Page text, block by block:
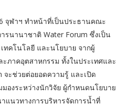
จุฬาฯ ทำหน้าที่เป็นประธานคณะ
รนานาชาติ Water Forum ซึ่งเป็น
ทคโนโลยี และนโยบาย จากผู้
ภาคอุตสาหกรรม ทั้งในประเทศและ
ะช่วยต่อยอดความรู้ และเปิด
องระหว่างนักวิจัย ผู้กำหนดนโยบาย
แนวทางการบริหารจัดการน้ำที่